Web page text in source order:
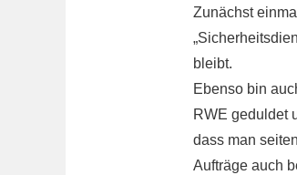
Zunächst
bleibt.
Ebenso bin
RWE geduldet
dass man
Aufträge auch